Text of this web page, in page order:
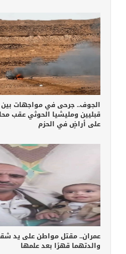
الجوف.. جرحى في مواجهات
قبليين ومليشيا الحوثي عقب
على أراضٍ في الحزم
عمران.. مقتل مواطن على يد
والدتهما قهرًا بعد علمها